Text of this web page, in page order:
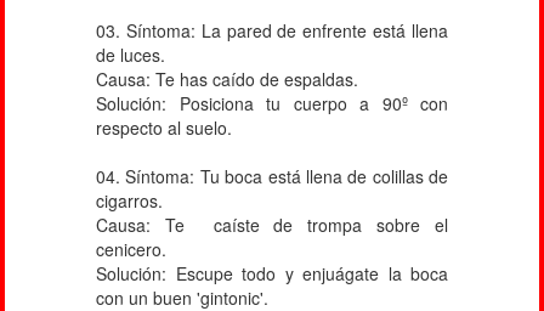
03. Síntoma: La pared de enfrente está llena
de luces.
Causa: Te has caído de espaldas.
Solución: Posiciona tu cuerpo a 90º con
respecto al suelo.
04. Síntoma: Tu boca está llena de colillas de
cigarros.
Causa: Te caíste de trompa sobre el
cenicero.
Solución: Escupe todo y enjuágate la boca
con un buen 'gintonic'.